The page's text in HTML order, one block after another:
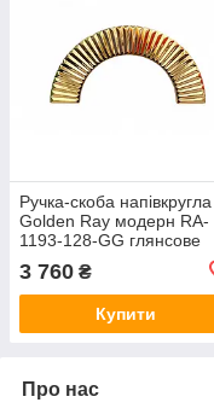
Ручка-скоба напівкругла
Golden Ray модерн RA-
1193-128-GG глянсове
3 760 ₴
Купити
Про нас